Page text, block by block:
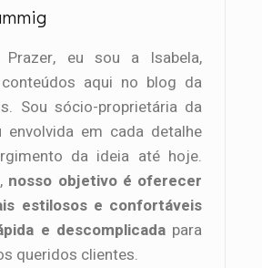
Prazer, eu sou a Isabela,
aqui no blog da
Sou sócio-proprietária da
em cada detalhe
da ideia até hoje.
nosso objetivo é oferecer
estilosos e confortáveis
e descomplicadapara
queridos clientes.